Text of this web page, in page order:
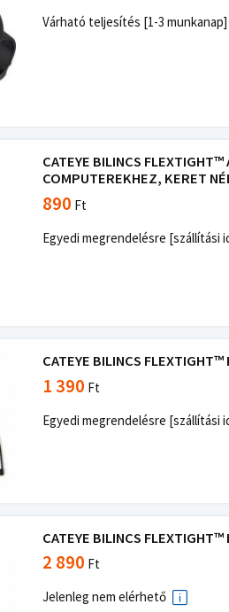
Várható teljesítés [1-3 munkanap]
CATEYE BILINCS
COMPUTEREKHEZ, KERET
890 Ft
Egyedi megrendelésre [szállítási
CATEYE BILINCS
1 390 Ft
Egyedi megrendelésre [szállítási
CATEYE BILINCS
2 890 Ft
Jelenleg nem elérhető